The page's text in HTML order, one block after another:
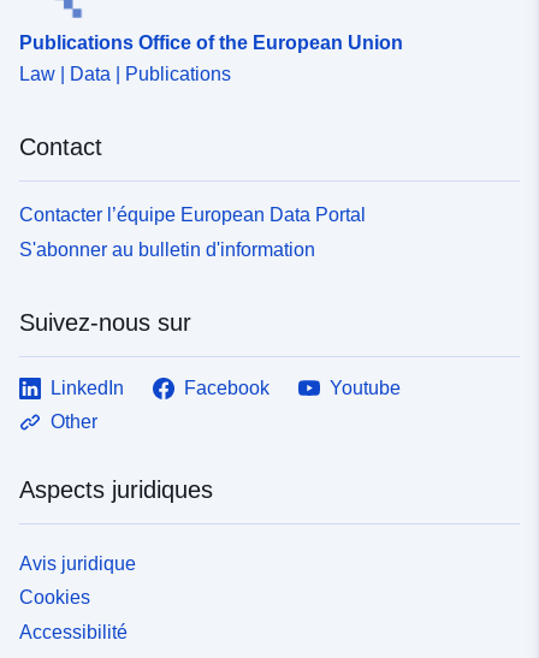
Publications Office of the European Union
Law | Data | Publications
Contact
Contacter l’équipe European Data Portal
S'abonner au bulletin d'information
Suivez-nous sur
LinkedIn Facebook
Youtube
Other
Aspects juridiques
Avis juridique
Cookies
Accessibilité